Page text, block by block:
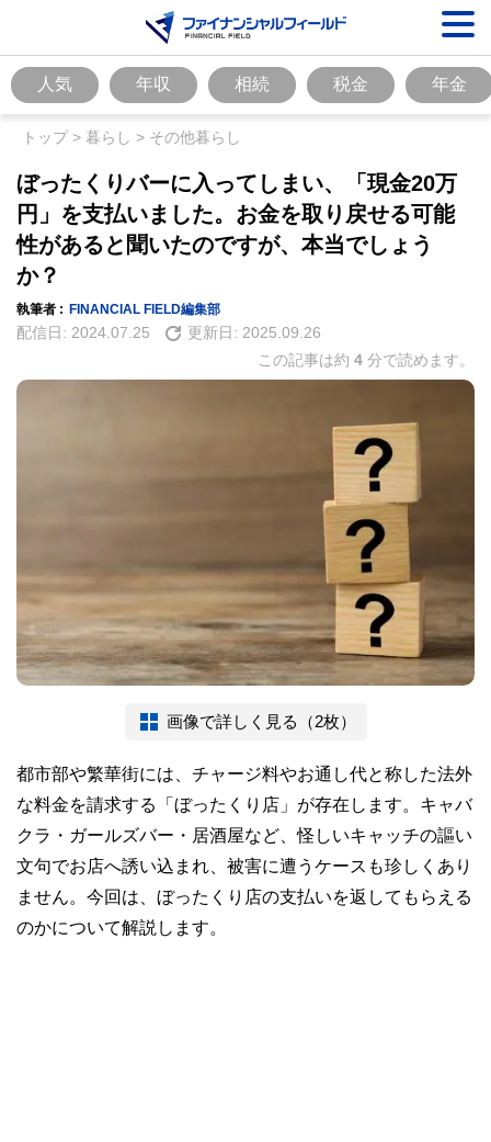
人気 年収 相続 税金 年金
トップ> 暮らし > その他暮らし
ぼったくりバーに入ってしまい、「現金20万
円」を支払いました。お金を取り戻せる可能
性があると聞いたのですが、本当でしょう
か？
執筆者 : FINANCIAL FIELD編集部
配信日: 2024.07.25 更新日: 2025.09.26
この記事は約 4 分で読めます。
画像で詳しく見る（2枚）
都市部や繁華街には、チャージ料やお通し代と称した法外
な料金を請求する「ぼったくり店」が存在します。キャバ
クラ・ガールズバー・居酒屋など、怪しいキャッチの謳い
文句でお店へ誘い込まれ、被害に遭うケースも珍しくあり
ません。今回は、ぼったくり店の支払いを返してもらえる
のかについて解説します。